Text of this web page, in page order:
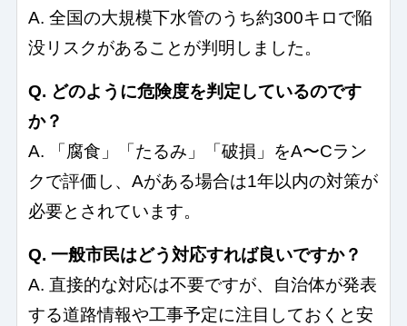
A. 全国の大規模下水管のうち約300キロで陥
没リスクがあることが判明しました。
Q. どのように危険度を判定しているのです
か？
A. 「腐食」「たるみ」「破損」をA〜Cラン
クで評価し、Aがある場合は1年以内の対策が
必要とされています。
Q. 一般市民はどう対応すれば良いですか？
A. 直接的な対応は不要ですが、自治体が発表
する道路情報や工事予定に注目しておくと安